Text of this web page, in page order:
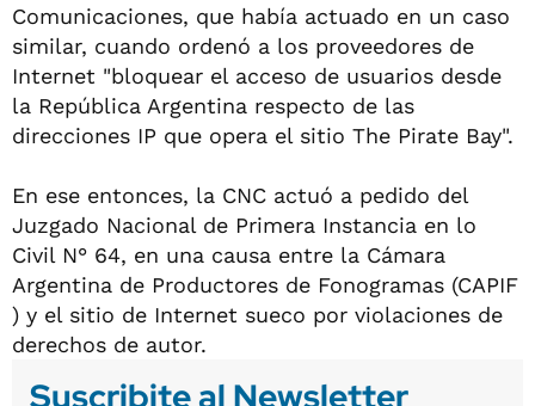
Comunicaciones, que había actuado en un caso
similar, cuando ordenó a los proveedores de
Internet "bloquear el acceso de usuarios desde
la República Argentina respecto de las
direcciones IP que opera el sitio The Pirate Bay".
En ese entonces, la CNC actuó a pedido del
Juzgado Nacional de Primera Instancia en lo
Civil N° 64, en una causa entre la Cámara
Argentina de Productores de Fonogramas (CAPIF
) y el sitio de Internet sueco por violaciones de
derechos de autor.
Suscribite al Newsletter